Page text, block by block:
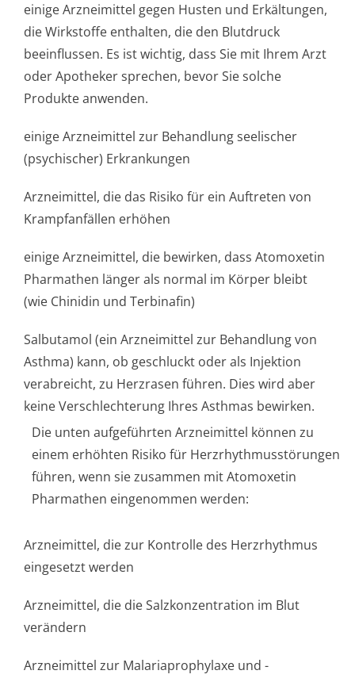
einige Arzneimittel gegen Husten und Erkältungen,
die Wirkstoffe enthalten, die den Blutdruck
beeinflussen. Es ist wichtig, dass Sie mit Ihrem Arzt
oder Apotheker sprechen, bevor Sie solche
Produkte anwenden.
einige Arzneimittel zur Behandlung seelischer
(psychischer) Erkrankungen
Arzneimittel, die das Risiko für ein Auftreten von
Krampfanfällen erhöhen
einige Arzneimittel, die bewirken, dass Atomoxetin
Pharmathen länger als normal im Körper bleibt
(wie Chinidin und Terbinafin)
Salbutamol (ein Arzneimittel zur Behandlung von
Asthma) kann, ob geschluckt oder als Injektion
verabreicht, zu Herzrasen führen. Dies wird aber
keine Verschlechterung Ihres Asthmas bewirken.
Die unten aufgeführten Arzneimittel können zu
einem erhöhten Risiko für Herzrhythmusstörun­gen
führen, wenn sie zusammen mit Atomoxetin
Pharmathen eingenommen werden:
Arzneimittel, die zur Kontrolle des Herzrhythmus
eingesetzt werden
Arzneimittel, die die Salzkonzentration im Blut
verändern
Arzneimittel zur Malariaprophylaxe und -